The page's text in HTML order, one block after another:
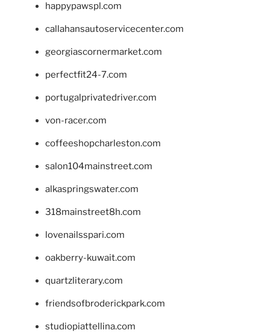
happypawspl.com
callahansautoservicecenter.com
georgiascornermarket.com
perfectfit24-7.com
portugalprivatedriver.com
von-racer.com
coffeeshopcharleston.com
salon104mainstreet.com
alkaspringswater.com
318mainstreet8h.com
lovenailsspari.com
oakberry-kuwait.com
quartzliterary.com
friendsofbroderickpark.com
studiopiattellina.com